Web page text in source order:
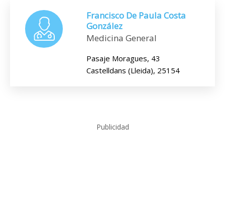
Francisco De Paula Costa
González
Medicina General
Pasaje Moragues, 43
Castelldans (Lleida), 25154
Publicidad